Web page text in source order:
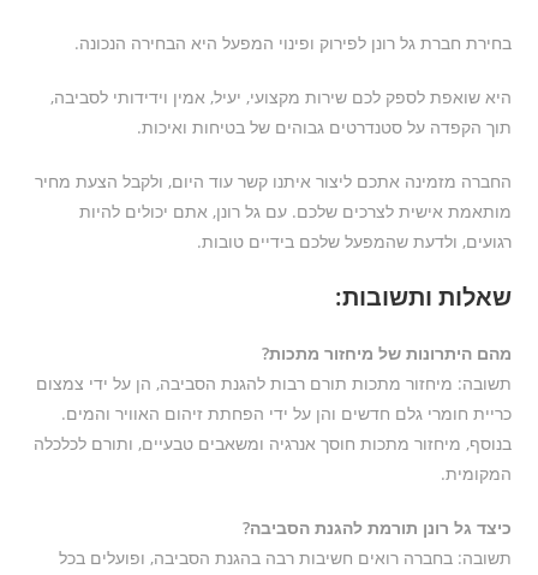
בחירת חברת גל רונן לפירוק ופינוי המפעל היא הבחירה הנכונה.
היא שואפת לספק לכם שירות מקצועי, יעיל, אמין וידידותי לסביבה,
תוך הקפדה על סטנדרטים גבוהים של בטיחות ואיכות.
החברה מזמינה אתכם ליצור איתנו קשר עוד היום, ולקבל הצעת מחיר
מותאמת אישית לצרכים שלכם. עם גל רונן, אתם יכולים להיות
רגועים, ולדעת שהמפעל שלכם בידיים טובות.
שאלות ותשובות:
מהם היתרונות של מיחזור מתכות?
תשובה: מיחזור מתכות תורם רבות להגנת הסביבה, הן על ידי צמצום
כריית חומרי גלם חדשים והן על ידי הפחתת זיהום האוויר והמים.
בנוסף, מיחזור מתכות חוסך אנרגיה ומשאבים טבעיים, ותורם לכלכלה
המקומית.
כיצד גל רונן תורמת להגנת הסביבה?
תשובה: בחברה רואים חשיבות רבה בהגנת הסביבה, ופועלים בכל